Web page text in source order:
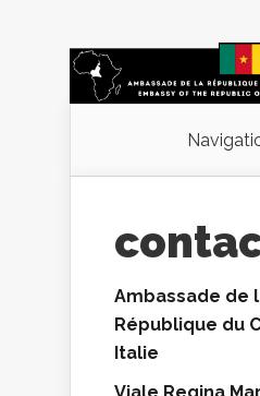
Ambassade de
République du
Italie